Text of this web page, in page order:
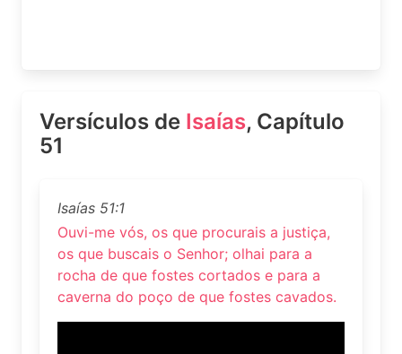
Versículos de Isaías, Capítulo
51
Isaías 51:1
Ouvi-me vós, os que procurais a justiça,
os que buscais o Senhor; olhai para a
rocha de que fostes cortados e para a
caverna do poço de que fostes cavados.